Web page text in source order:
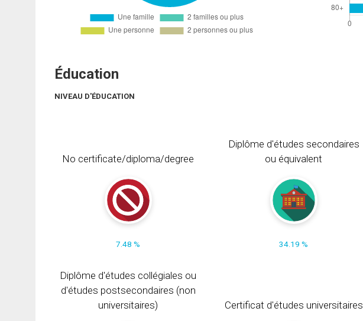
Éducation
NIVEAU D'ÉDUCATION
No certificate/diploma/degree
7.48 %
Diplôme d'études secondaires
ou équivalent
34.19 %
Diplôme d'études collégiales ou
d'études postsecondaires (non
universitaires)
Certificat d'études universitaires